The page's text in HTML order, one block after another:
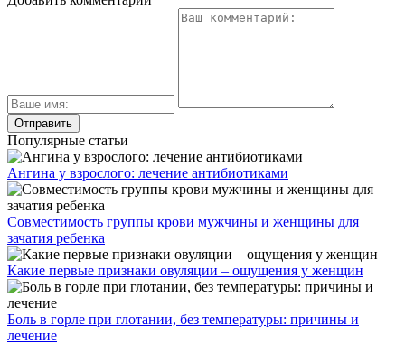
Популярные статьи
Ангина у взрослого: лечение антибиотиками
Совместимость группы крови мужчины и женщины для
зачатия ребенка
Какие первые признаки овуляции – ощущения у женщин
Боль в горле при глотании, без температуры: причины и
лечение